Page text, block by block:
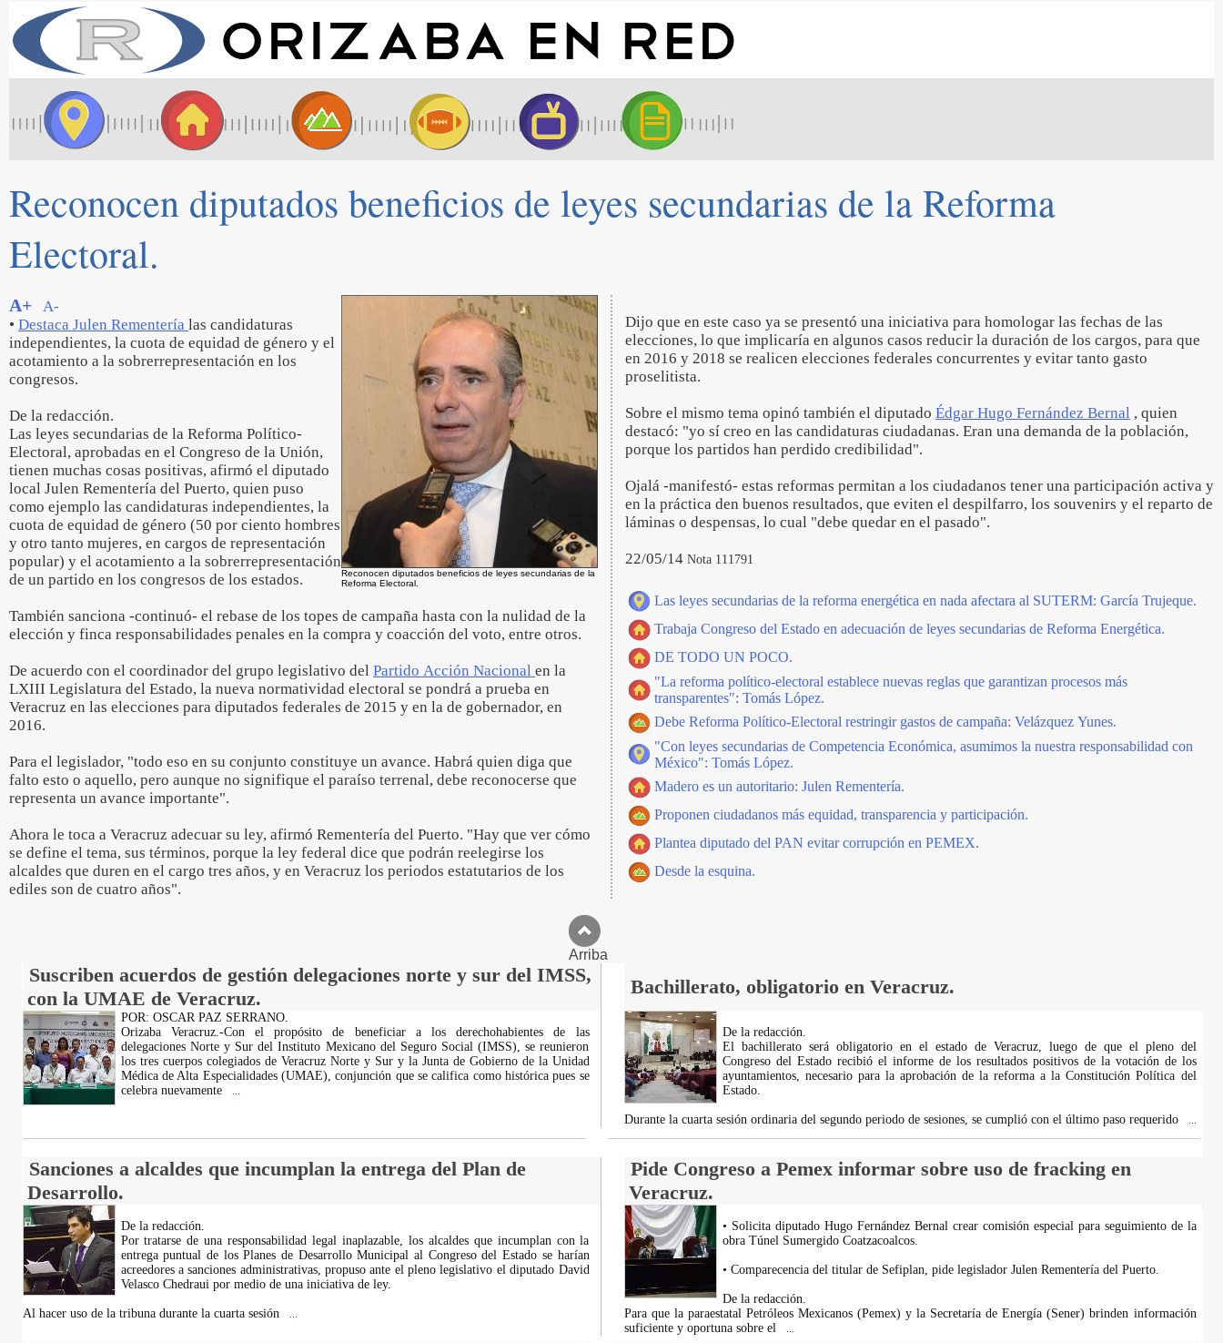
Reconocen diputados beneficios de leyes secundarias de la Reforma
Electoral.
Reconocen diputados beneficios de leyes secundarias de la
Reforma Electoral.
A+
A-
• Destaca Julen Rementería las candidaturas
independientes, la cuota de equidad de género y el
acotamiento a la sobrerrepresentación en los
congresos.
De la redacción.
Las leyes secundarias de la Reforma Político-
Electoral, aprobadas en el Congreso de la Unión,
tienen muchas cosas positivas, afirmó el diputado
local Julen Rementería del Puerto, quien puso
como ejemplo las candidaturas independientes, la
cuota de equidad de género (50 por ciento hombres
y otro tanto mujeres, en cargos de representación
popular) y el acotamiento a la sobrerrepresentación
de un partido en los congresos de los estados.
También sanciona -continuó- el rebase de los topes de campaña hasta con la nulidad de la
elección y finca responsabilidades penales en la compra y coacción del voto, entre otros.
De acuerdo con el coordinador del grupo legislativo del Partido Acción Nacional en la
LXIII Legislatura del Estado, la nueva normatividad electoral se pondrá a prueba en
Veracruz en las elecciones para diputados federales de 2015 y en la de gobernador, en
2016.
Para el legislador, "todo eso en su conjunto constituye un avance. Habrá quien diga que
falto esto o aquello, pero aunque no signifique el paraíso terrenal, debe reconocerse que
representa un avance importante".
Ahora le toca a Veracruz adecuar su ley, afirmó Rementería del Puerto. "Hay que ver cómo
se define el tema, sus términos, porque la ley federal dice que podrán reelegirse los
alcaldes que duren en el cargo tres años, y en Veracruz los periodos estatutarios de los
ediles son de cuatro años".
Dijo que en este caso ya se presentó una iniciativa para homologar las fechas de las
elecciones, lo que implicaría en algunos casos reducir la duración de los cargos, para que
en 2016 y 2018 se realicen elecciones federales concurrentes y evitar tanto gasto
proselitista.
Sobre el mismo tema opinó también el diputado Édgar Hugo Fernández Bernal , quien
destacó: "yo sí creo en las candidaturas ciudadanas. Eran una demanda de la población,
porque los partidos han perdido credibilidad".
Ojalá -manifestó- estas reformas permitan a los ciudadanos tener una participación activa y
en la práctica den buenos resultados, que eviten el despilfarro, los souvenirs y el reparto de
láminas o despensas, lo cual "debe quedar en el pasado".
22/05/14 Nota 111791
Las leyes secundarias de la reforma energética en nada afectara al SUTERM: García Trujeque.
Trabaja Congreso del Estado en adecuación de leyes secundarias de Reforma Energética.
DE TODO UN POCO.
"La reforma político-electoral establece nuevas reglas que garantizan procesos más
transparentes": Tomás López.
Debe Reforma Político-Electoral restringir gastos de campaña: Velázquez Yunes.
"Con leyes secundarias de Competencia Económica, asumimos la nuestra responsabilidad con
México": Tomás López.
Madero es un autoritario: Julen Rementería.
Proponen ciudadanos más equidad, transparencia y participación.
Plantea diputado del PAN evitar corrupción en PEMEX.
Desde la esquina.
Arriba
Suscriben acuerdos de gestión delegaciones norte y sur del IMSS,
con la UMAE de Veracruz.
Bachillerato, obligatorio en Veracruz.
POR: OSCAR PAZ SERRANO.
Orizaba Veracruz.-Con el propósito de beneficiar a los derechohabientes de las
delegaciones Norte y Sur del Instituto Mexicano del Seguro Social (IMSS), se reunieron
los tres cuerpos colegiados de Veracruz Norte y Sur y la Junta de Gobierno de la Unidad
Médica de Alta Especialidades (UMAE), conjunción que se califica como histórica pues se
celebra nuevamente
De la redacción.
El bachillerato será obligatorio en el estado de Veracruz, luego de que el pleno del
Congreso del Estado recibió el informe de los resultados positivos de la votación de los
ayuntamientos, necesario para la aprobación de la reforma a la Constitución Política del
Estado.
Durante la cuarta sesión ordinaria del segundo periodo de sesiones, se cumplió con el último paso requerido
Sanciones a alcaldes que incumplan la entrega del Plan de
Desarrollo.
Pide Congreso a Pemex informar sobre uso de fracking en
Veracruz.
De la redacción.
Por tratarse de una responsabilidad legal inaplazable, los alcaldes que incumplan con la
entrega puntual de los Planes de Desarrollo Municipal al Congreso del Estado se harían
acreedores a sanciones administrativas, propuso ante el pleno legislativo el diputado David
Velasco Chedraui por medio de una iniciativa de ley.
Al hacer uso de la tribuna durante la cuarta sesión
• Solicita diputado Hugo Fernández Bernal crear comisión especial para seguimiento de la
obra Túnel Sumergido Coatzacoalcos.
• Comparecencia del titular de Sefiplan, pide legislador Julen Rementería del Puerto.
De la redacción.
Para que la paraestatal Petróleos Mexicanos (Pemex) y la Secretaría de Energía (Sener) brinden información
suficiente y oportuna sobre el